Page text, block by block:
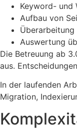
Keyword- und
Aufbau von
Auswertung
Die Betreuung ab
aus.
In der laufenden
Migration,